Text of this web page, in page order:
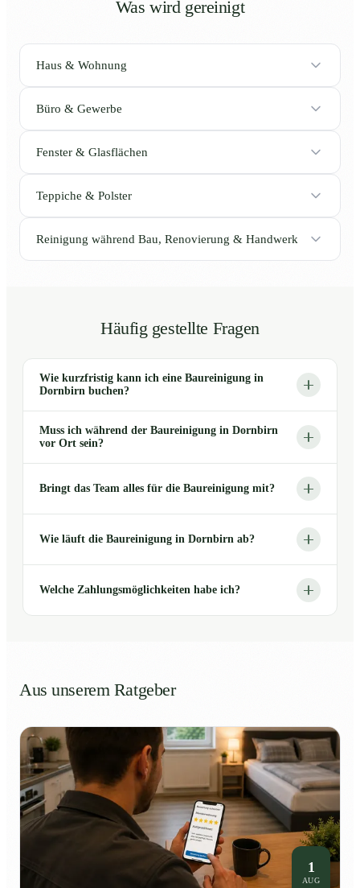
Was wird gereinigt
Haus & Wohnung
Büro & Gewerbe
Fenster & Glasflächen
Teppiche & Polster
Reinigung während Bau, Renovierung & Handwerk
Häufig gestellte Fragen
Wie kurzfristig kann ich eine Baureinigung in
Dornbirn buchen?
Muss ich während der Baureinigung in Dornbirn
vor Ort sein?
Bringt das Team alles für die Baureinigung mit?
Wie läuft die Baureinigung in Dornbirn ab?
Welche Zahlungsmöglichkeiten habe ich?
Aus unserem Ratgeber
1
AUG